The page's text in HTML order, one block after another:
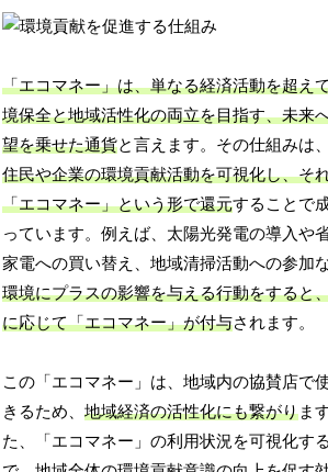
「エコマネー」は、単なる経済活動を超え
境保全と地域活性化の両立を目指す、未来
望を乗せた通貨と言えます。その仕組みは
住民や企業の環境貢献活動を可視化し、そ
「エコマネー」という形で還元することで
っています。例えば、太陽光発電の導入や
家電への買い替え、地域清掃活動への参加な
環境にプラスの影響を与える行動をすると
に応じて「エコマネー」が付与されます。
この「エコマネー」は、地域内の協賛店で
きるため、地域経済の活性化にも繋がりま
た、「エコマネー」の利用状況を可視化す